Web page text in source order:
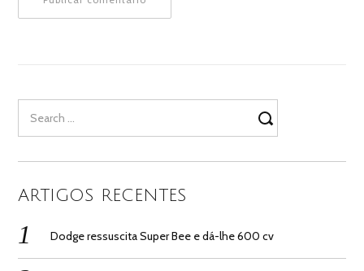
for:
ARTIGOS RECENTES
Dodge ressuscita Super Bee e dá-lhe 600 cv